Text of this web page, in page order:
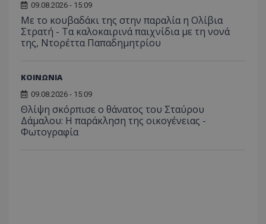
09.08.2026 - 15:09
Με το κουβαδάκι της στην παραλία η Ολίβια
Στρατή - Τα καλοκαιρινά παιχνίδια με τη νονά
της, Ντορέττα Παπαδημητρίου
ΚΟΙΝΩΝΙΑ
09.08.2026 - 15:09
Θλίψη σκόρπισε ο θάνατος του Σταύρου
Δάμαλου: Η παράκληση της οικογένειας -
Φωτογραφία